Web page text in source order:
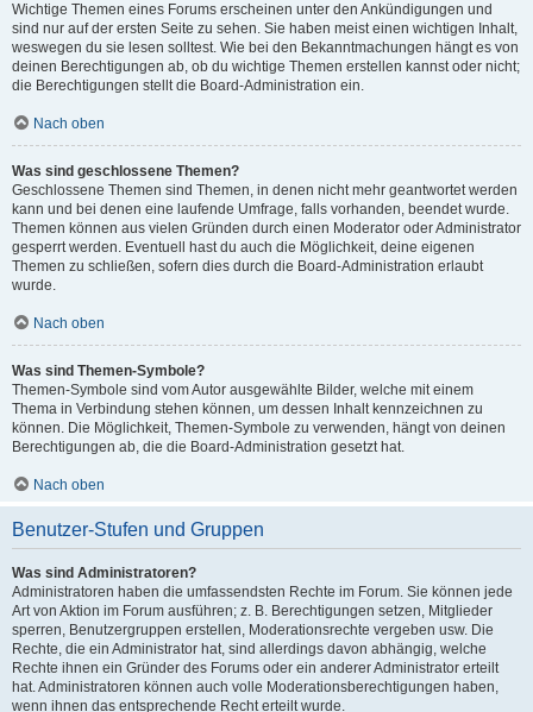
Wichtige Themen eines Forums erscheinen unter den Ankündigungen und
sind nur auf der ersten Seite zu sehen. Sie haben meist einen wichtigen Inhalt,
weswegen du sie lesen solltest. Wie bei den Bekanntmachungen hängt es von
deinen Berechtigungen ab, ob du wichtige Themen erstellen kannst oder nicht;
die Berechtigungen stellt die Board-Administration ein.
Nach oben
Was sind geschlossene Themen?
Geschlossene Themen sind Themen, in denen nicht mehr geantwortet werden
kann und bei denen eine laufende Umfrage, falls vorhanden, beendet wurde.
Themen können aus vielen Gründen durch einen Moderator oder Administrator
gesperrt werden. Eventuell hast du auch die Möglichkeit, deine eigenen
Themen zu schließen, sofern dies durch die Board-Administration erlaubt
wurde.
Nach oben
Was sind Themen-Symbole?
Themen-Symbole sind vom Autor ausgewählte Bilder, welche mit einem
Thema in Verbindung stehen können, um dessen Inhalt kennzeichnen zu
können. Die Möglichkeit, Themen-Symbole zu verwenden, hängt von deinen
Berechtigungen ab, die die Board-Administration gesetzt hat.
Nach oben
Benutzer-Stufen und Gruppen
Was sind Administratoren?
Administratoren haben die umfassendsten Rechte im Forum. Sie können jede
Art von Aktion im Forum ausführen; z. B. Berechtigungen setzen, Mitglieder
sperren, Benutzergruppen erstellen, Moderationsrechte vergeben usw. Die
Rechte, die ein Administrator hat, sind allerdings davon abhängig, welche
Rechte ihnen ein Gründer des Forums oder ein anderer Administrator erteilt
hat. Administratoren können auch volle Moderationsberechtigungen haben,
wenn ihnen das entsprechende Recht erteilt wurde.